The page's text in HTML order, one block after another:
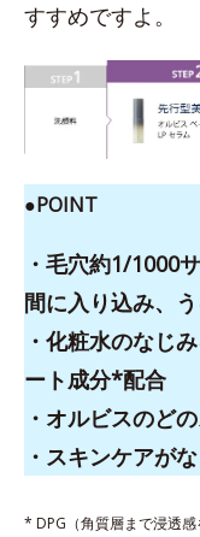
すすめですよ。
●POINT
・毛穴約1/1000
間に入り込み、
・化粧水のなじ
ート成分*配合
・オルビスのど
・スキンケアが
* DPG（角質層まで浸透感